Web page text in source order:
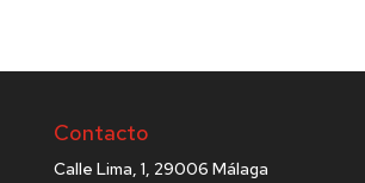
Contacto
Calle Lima, 1, 29006 Málaga